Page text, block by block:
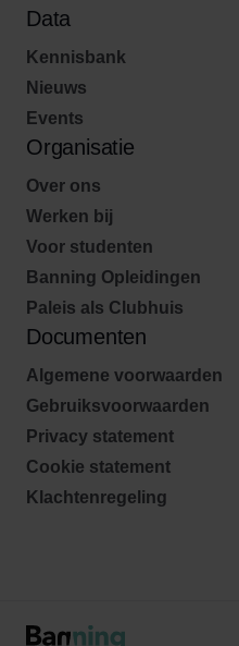
Data
Kennisbank
Nieuws
Events
Organisatie
Over ons
Werken bij
Voor studenten
Banning Opleidingen
Paleis als Clubhuis
Documenten
Algemene voorwaarden
Gebruiksvoorwaarden
Privacy statement
Cookie statement
Klachtenregeling